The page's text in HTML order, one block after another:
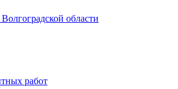
области
работ